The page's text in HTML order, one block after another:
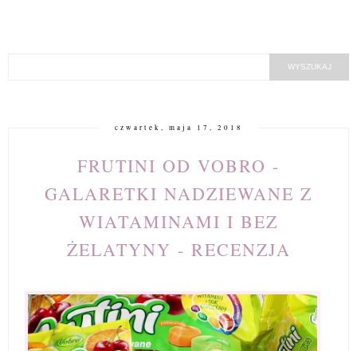
czwartek, maja 17, 2018
FRUTINI OD VOBRO -
GALARETKI NADZIEWANE Z
WIATAMINAMI I BEZ
ŻELATYNY - RECENZJA